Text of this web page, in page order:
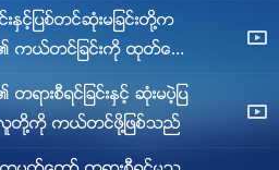
းႏွင့္ျပစ္တင္ဆုံးမျခင္းတို႔က
ကယ္တင္ျခင္းကို ထုတ္ေဖာ္ျ
ရားစီရင္ျခင္းႏွင့္ ဆုံးမပဲ့ျပ
တို႔ကို ကယ္တင္ဖို႔ျဖစ္သည္